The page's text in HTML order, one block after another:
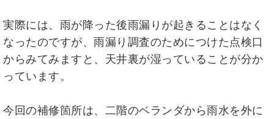
実際には、雨が降った後雨漏りが起きることはなく
なったのですが、雨漏り調査のためにつけた点検口
からみてみますと、天井裏が湿っていることが分か
っています。
今回の補修箇所は、二階のベランダから雨水を外に